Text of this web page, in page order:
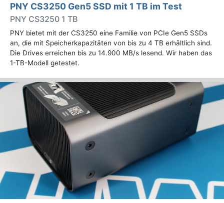
PNY CS3250 Gen5 SSD mit 1 TB im Test
PNY CS3250 1 TB
PNY bietet mit der CS3250 eine Familie von PCIe Gen5 SSDs
an, die mit Speicherkapazitäten von bis zu 4 TB erhältlich sind.
Die Drives erreichen bis zu 14.900 MB/s lesend. Wir haben das
1-TB-Modell getestet.